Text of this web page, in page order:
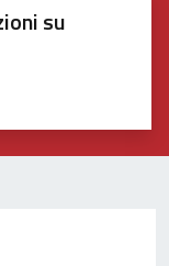
su